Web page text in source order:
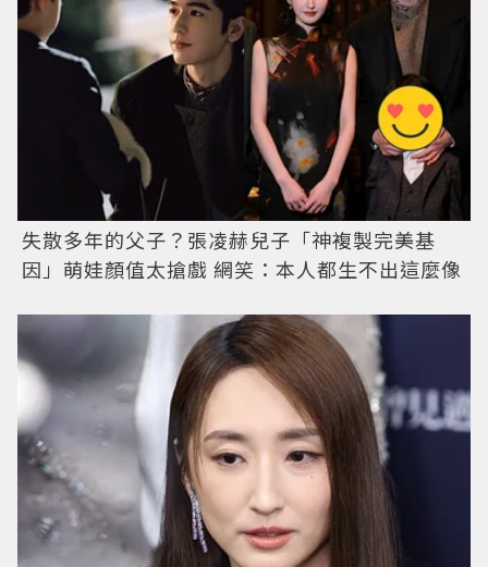
失散多年的父子？張凌赫兒子「神複製完美基
因」萌娃顏值太搶戲 網笑：本人都生不出這麼像